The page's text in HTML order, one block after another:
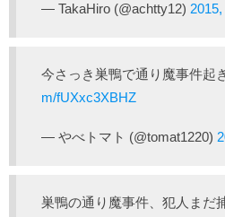
— TakaHiro (@achtty12)
今さっき巣鴨で通り魔事件起
m/fUXxc3XBHZ
— やべトマト (@tomat1220)
巣鴨の通り魔事件、犯人ま